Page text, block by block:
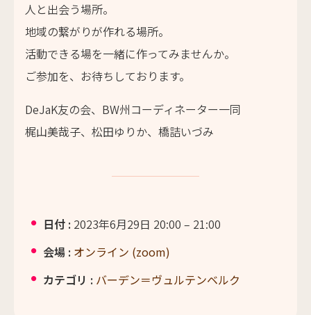
人と出会う場所。
地域の繋がりが作れる場所。
活動できる場を一緒に作ってみませんか。
ご参加を、お待ちしております。
DeJaK友の会、 BW州コーディネーター一同
梶山美哉子、松田ゆりか、橋詰いづみ
日付 : 2023年6月29日 20:00 – 21:00
会場 : オンライン (zoom)
カテゴリ : バーデン＝ヴュルテンベルク